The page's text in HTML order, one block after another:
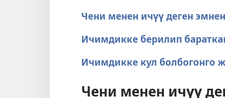
Чени менен ичүү деген
Ичимдикке берилип
Ичимдикке кул болбогонго
Чени менен ичүү